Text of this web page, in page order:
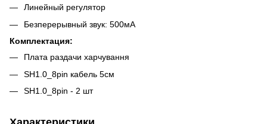
Линейный регулятор
Безперерывный звук: 500мА
Комплектация:
Плата раздачи харчування
SH1.0_8pin кабель 5см
SH1.0_8pin - 2 шт